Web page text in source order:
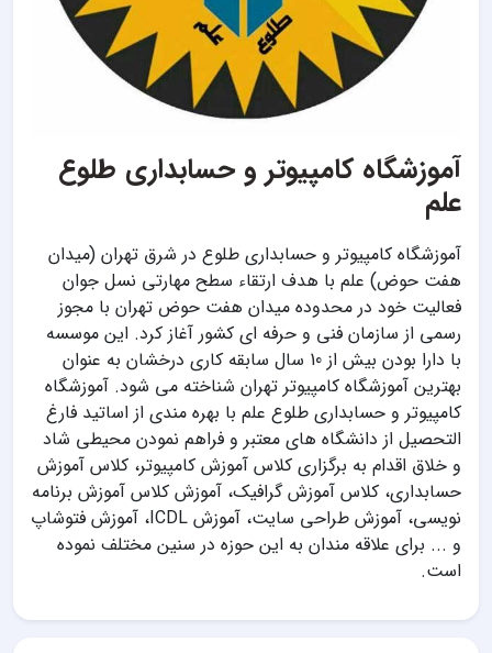
آموزشگاه کامپیوتر و حسابداری طلوع
علم
آموزشگاه کامپیوتر و حسابداری طلوع در شرق تهران (میدان
هفت حوض) علم با هدف ارتقاء سطح مهارتی نسل جوان
فعالیت خود در محدوده میدان هفت حوض تهران با مجوز
رسمی از سازمان فنی و حرفه ای کشور آغاز کرد. این موسسه
با دارا بودن بیش از 10 سال سابقه کاری درخشان به عنوان
بهترین آموزشگاه کامپیوتر تهران شناخته می شود. آموزشگاه
کامپیوتر و حسابداری طلوع علم با بهره مندی از اساتید فارغ
التحصیل از دانشگاه های معتبر و فراهم نمودن محیطی شاد
و خلاق اقدام به برگزاری کلاس آموزش کامپیوتر، کلاس آموزش
حسابداری، کلاس آموزش گرافیک، آموزش کلاس آموزش برنامه
نویسی، آموزش طراحی سایت، آموزش ICDL، آموزش فتوشاپ
و ... برای علاقه مندان به این حوزه در سنین مختلف نموده
است.